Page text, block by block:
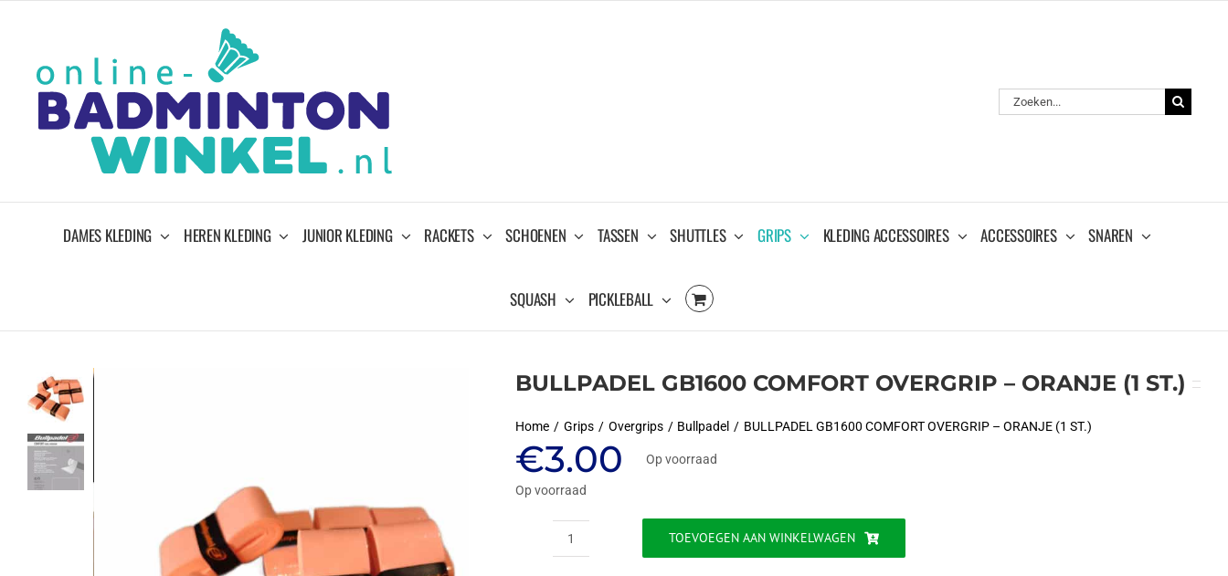
Zoeken
naar:
DAMES KLEDING HEREN KLEDING JUNIOR KLEDING RACKETS SCHOENEN TASSEN SHUTTLES GRIPS KLEDING ACCESSOIRES ACCESSOIRES SNAREN
SQUASH PICKLEBALL
BULLPADEL GB1600 COMFORT OVERGRIP – ORANJE (1 ST.)
Home Grips Overgrips Bullpadel BULLPADEL GB1600 COMFORT OVERGRIP – ORANJE (1 ST.)
€3.00 Op voorraad
Op voorraad
BULLPADEL
TOEVOEGEN AAN WINKELWAGEN